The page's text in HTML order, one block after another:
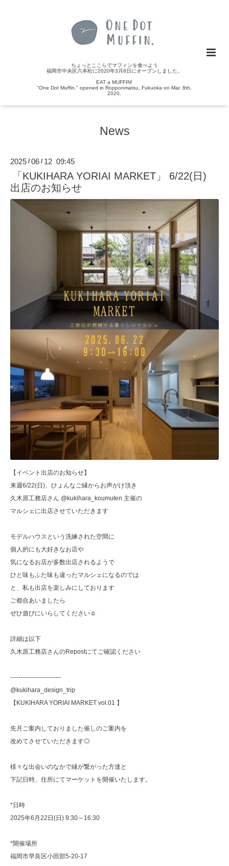
ちょっとここらでマフィンを食べよう
福岡市中央区六本松に2020年3月8日にオープンしました。
EAT a MUFFIN!
"One Dot Muffin." opened in Ropponmatsu, Fukuoka on Mar. 8th,
2020.
News
2025 /06 / 12 09:45
「KUKIHARA YORIAI MARKET」 6/22(日)
出店のお知らせ
【イベント出店のお知らせ】
来週6/22(日)、ひょんなご縁からお声がけ頂き
久木原工務店さん @kukihara_koumuten 主催の
マルシェに出店させていただきます
モデルハウスという洗練された空間に
個人的にも大好きなお店や
気になるお店が多数出店されるようで
ひと味もふた味も違ったマルシェになるのでは
と、私も出店を楽しみにしております
ご都合あいましたら
ぜひ遊びにいらしてください☺︎
詳細は以下
久木原工務店さんのRepostにてご確認ください
-------------------------
@kukihara_design_trip
【KUKIHARA YORIAI MARKET vol.01 】
先月ご案内しておりました催しのご案内を
改めてさせていただきます◎
様々な出会いのなかで縁が繋がった方達と
下記日時、住所にてマーケットを開催いたします。
*日時
2025年6月22日(日) 9:30～16:30
*開催場所
福岡市早良区小田部5-20-17